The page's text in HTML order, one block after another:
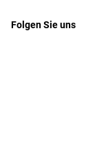
Folgen Sie uns